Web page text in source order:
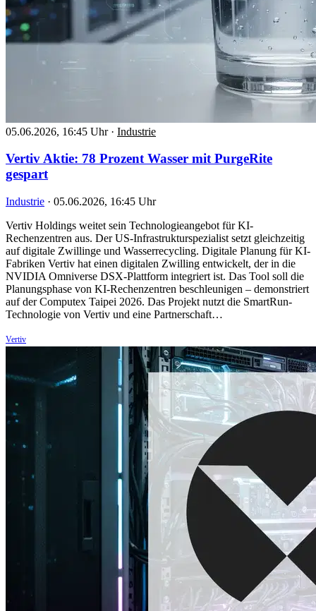
05.06.2026, 16:45 Uhr · Industrie
Vertiv Aktie: 78 Prozent Wasser mit PurgeRite
gespart
Industrie · 05.06.2026, 16:45 Uhr
Vertiv Holdings weitet sein Technologieangebot für KI-
Rechenzentren aus. Der US-Infrastrukturspezialist setzt gleichzeitig
auf digitale Zwillinge und Wasserrecycling. Digitale Planung für KI-
Fabriken Vertiv hat einen digitalen Zwilling entwickelt, der in die
NVIDIA Omniverse DSX-Plattform integriert ist. Das Tool soll die
Planungsphase von KI-Rechenzentren beschleunigen – demonstriert
auf der Computex Taipei 2026. Das Projekt nutzt die SmartRun-
Technologie von Vertiv und eine Partnerschaft…
Vertiv